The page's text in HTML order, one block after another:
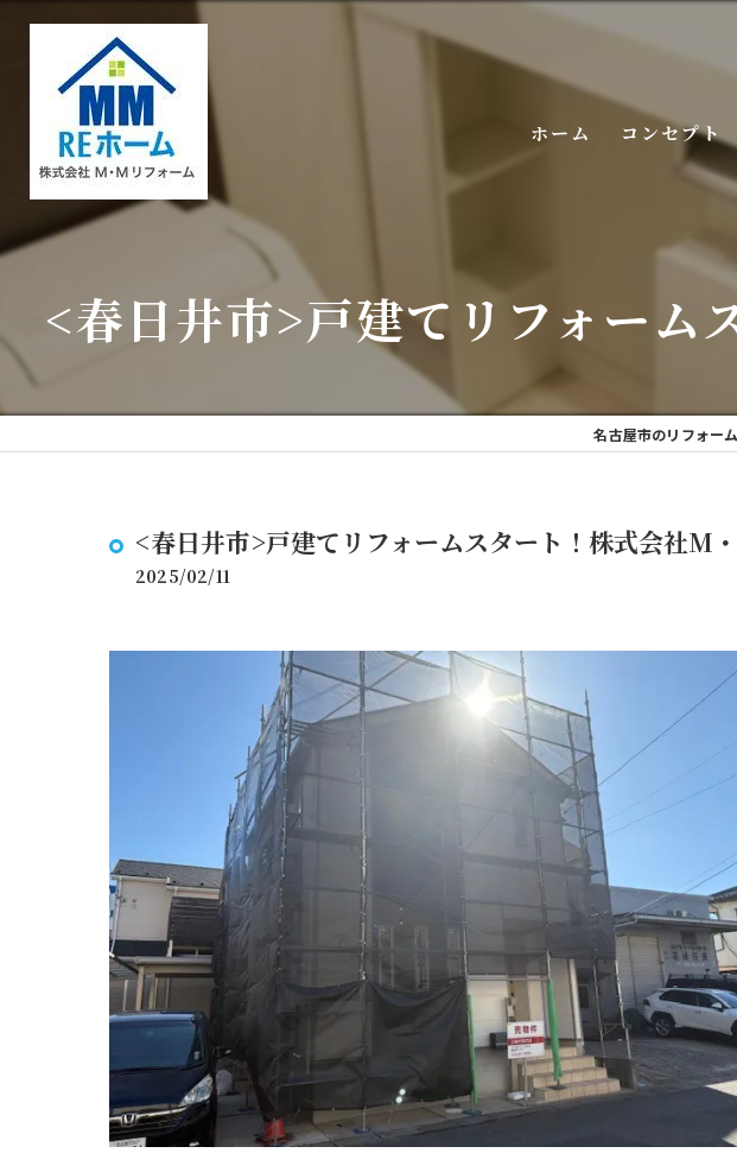
ホーム コンセプト
<春日井市>戸建てリフォーム
名古屋市のリフォー
<春日井市>戸建てリフォームスタート！株式会社M
2025/02/11